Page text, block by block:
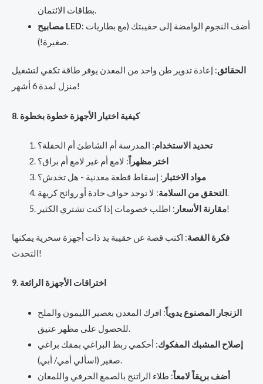
بطاقات الائتمان.
مصابيح LED: أضف النجوم الوامضة إلى حقيبتك (مع بطاريات
صغيرة!).
الحقائق: إعادة تدوير طن واحد من المعدن يوفر طاقة تكفي لتشغيل
منزل لمدة 6 أشهر!
8. كيفية اختيار الأجهزة خطوة بخطوة
تحديد الاستخدام: المدرسة أم الشاطئ أم الحفلة؟
اختر مظهراً : لامع أم غير لامع أم براق؟
مواد الاختبار : إسقاط قطعة معدنية - هل تخدش؟
التحقق من السلامة : لا توجد حواف حادة أو روائح كريهة.
مقارنة الأسعار: اطلب خصومات إذا كنت تشتري الكثير!
فكرة القصة: اكتب قصة عن حقيبة يد ذات أجهزة سحرية يمكنها
التحدث!
9. اختراقات الأجهزة الرائعة
الزنجار المصنوع يدوياً: افرك المعدن بعصير الليمون والملح
للحصول على مظهر عتيق.
إصلاح المشبك المفكوك: أحكمي ربط البراغي بمفك براغي
صغير (اسألي أمي/ أبي).
أضف بريقاً لامعاً: طلاء الراتنج بالصمغ الحرفي واللمعان